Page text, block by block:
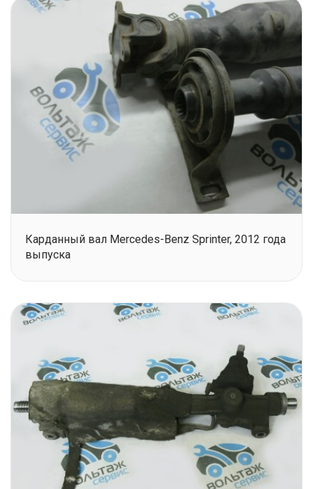
Карданный вал Mercedes-Benz Sprinter, 2012 года
выпуска